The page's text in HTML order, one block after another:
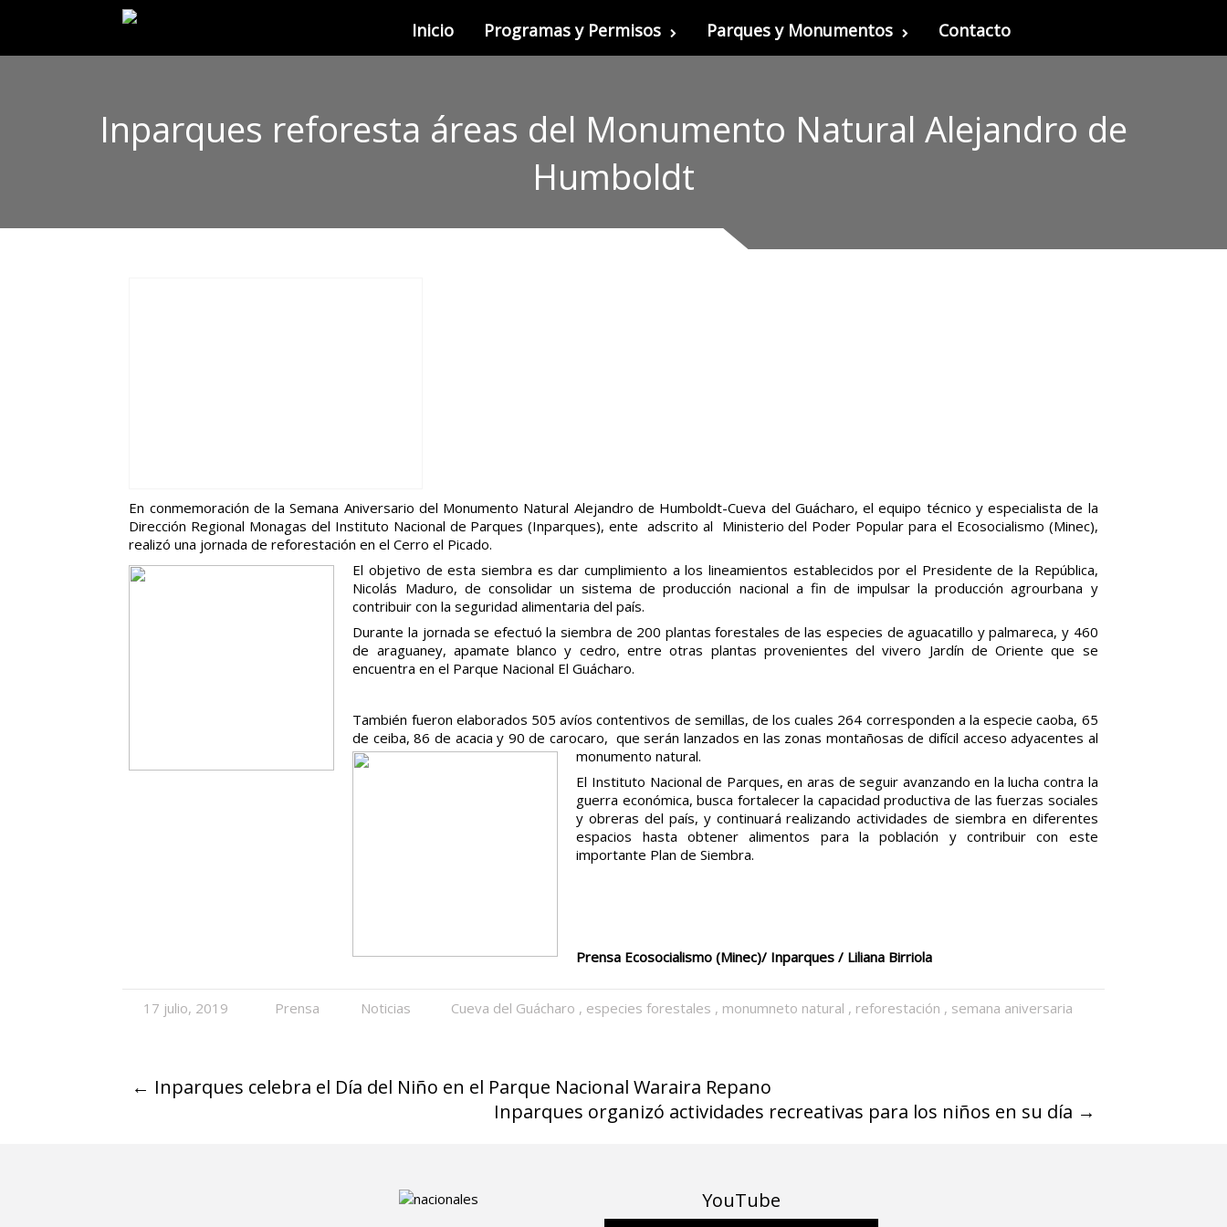
Inicio Programas y Permisos Parques y Monumentos Contacto
Inparques reforesta áreas del Monumento Natural Alejandro de
Humboldt
En conmemoración de la Semana Aniversario del Monumento Natural Alejandro de Humboldt-Cueva del Guácharo, el equipo técnico y especialista de la
Dirección Regional Monagas del Instituto Nacional de Parques (Inparques), ente adscrito al Ministerio del Poder Popular para el Ecosocialismo (Minec),
realizó una jornada de reforestación en el Cerro el Picado.
El objetivo de esta siembra es dar cumplimiento a los lineamientos establecidos por el Presidente de la República,
Nicolás Maduro, de consolidar un sistema de producción nacional a fin de impulsar la producción agrourbana y
contribuir con la seguridad alimentaria del país.
Durante la jornada se efectuó la siembra de 200 plantas forestales de las especies de aguacatillo y palmareca, y 460
de araguaney, apamate blanco y cedro, entre otras plantas provenientes del vivero Jardín de Oriente que se
encuentra en el Parque Nacional El Guácharo.
También fueron elaborados 505 avíos contentivos de semillas, de los cuales 264 corresponden a la especie caoba, 65
de ceiba, 86 de acacia y 90 de carocaro, que serán lanzados en las zonas montañosas de difícil acceso adyacentes al
monumento natural.
El Instituto Nacional de Parques, en aras de seguir avanzando en la lucha contra la
guerra económica, busca fortalecer la capacidad productiva de las fuerzas sociales
y obreras del país, y continuará realizando actividades de siembra en diferentes
espacios hasta obtener alimentos para la población y contribuir con este
importante Plan de Siembra.
Prensa Ecosocialismo (Minec)/ Inparques / Liliana Birriola
17 julio, 2019 Prensa Noticias Cueva del Guácharo , especies forestales , monumneto natural , reforestación , semana aniversaria
← Inparques celebra el Día del Niño en el Parque Nacional Waraira Repano
Inparques organizó actividades recreativas para los niños en su día →
YouTube